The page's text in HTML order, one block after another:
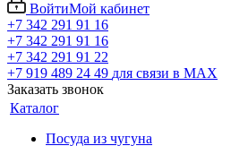
ВойтиМой кабинет
+7 342 291 91 16
+7 342 291 91 16
+7 342 291 91 22
+7 919 489 24 49 для связи в МАХ
Заказать звонок
Каталог
Посуда из чугуна